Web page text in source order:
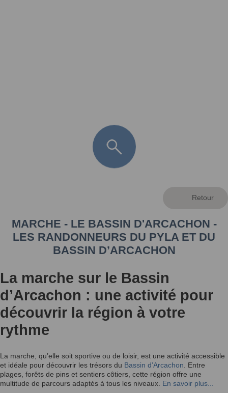
MARCHE - LE BASSIN D'ARCACHON -
LES RANDONNEURS DU PYLA ET DU
BASSIN D’ARCACHON
La marche sur le Bassin
d’Arcachon : une activité pour
découvrir la région à votre
rythme
La marche, qu’elle soit sportive ou de loisir, est une activité accessible
et idéale pour découvrir les trésors du Bassin d’Arcachon . Entre
plages, forêts de pins et sentiers côtiers, cette région offre une
multitude de parcours adaptés à tous les niveaux. En savoir plus...